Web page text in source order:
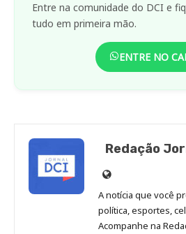
Entre na comunidade do DCI e
tudo em primeira mão.
ENTRE NO
Redação
Site
de
Redação
Jornal
A notícia que você
política, esportes,
Acompanhe na